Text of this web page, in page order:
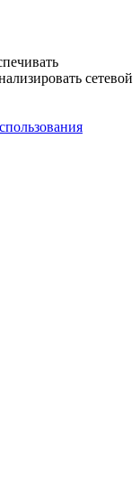
сетевой